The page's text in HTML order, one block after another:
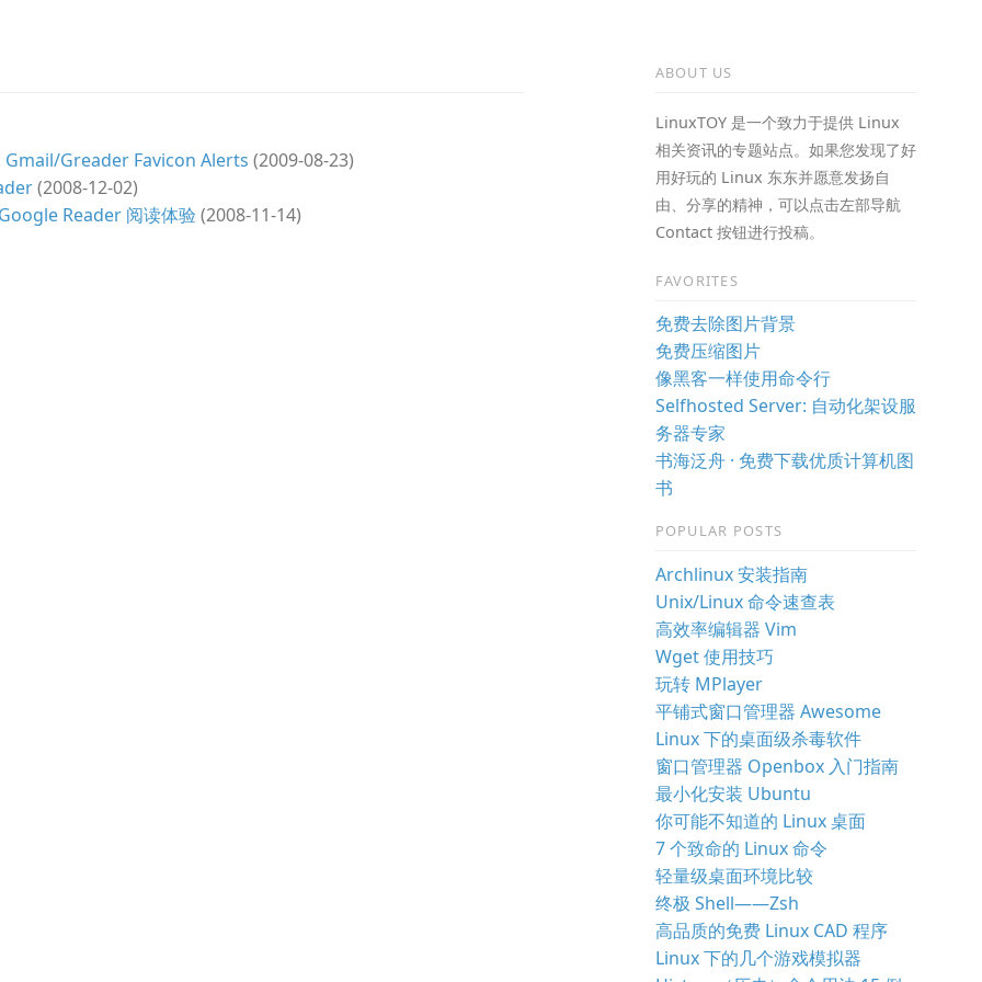
Greader Favicon Alerts (2009-08-23)
(2008-12-02)
Reader 阅读体验 (2008-11-14)
ABOUT US
LinuxTOY 是一个致力于提供 Linux
相关资讯的专题站点。如果您发现了好
用好玩的 Linux 东东并愿意发扬自
由、分享的精神，可以点击左部导航
Contact 按钮进行投稿。
FAVORITES
免费去除图片背景
免费压缩图片
像黑客一样使用命令行
Selfhosted Server: 自动化架设服
务器专家
书海泛舟 · 免费下载优质计算机图
书
POPULAR POSTS
Archlinux 安装指南
Unix/Linux 命令速查表
高效率编辑器 Vim
Wget 使用技巧
玩转 MPlayer
平铺式窗口管理器 Awesome
Linux 下的桌面级杀毒软件
窗口管理器 Openbox 入门指南
最小化安装 Ubuntu
你可能不知道的 Linux 桌面
7 个致命的 Linux 命令
轻量级桌面环境比较
终极 Shell——Zsh
高品质的免费 Linux CAD 程序
Linux 下的几个游戏模拟器